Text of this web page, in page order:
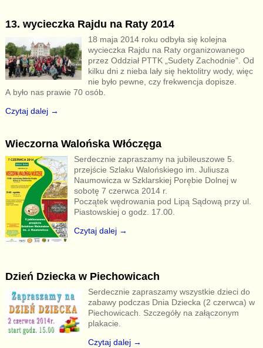
13. wycieczka Rajdu na Raty 2014
18 maja 2014 roku odbyła się kolejna
wycieczka Rajdu na Raty organizowanego
przez Oddział PTTK „Sudety Zachodnie”. Od
kilku dni z nieba lały się hektolitry wody, więc
nie było pewne, czy frekwencja dopisze.
A było nas prawie 70 osób.
Czytaj dalej →
Wieczorna Walońska Włóczęga
Serdecznie zapraszamy na jubileuszowe 5.
przejście Szlaku Walońskiego im. Juliusza
Naumowicza w Szklarskiej Porębie Dolnej w
sobotę 7 czerwca 2014 r.
Początek wędrowania pod Lipą Sądową przy ul.
Piastowskiej o godz. 17.00.
Czytaj dalej →
Dzień Dziecka w Piechowicach
Serdecznie zapraszamy wszystkie dzieci do
zabawy podczas Dnia Dziecka (2 czerwca) w
Piechowicach. Szczegóły na załączonym
plakacie.
Czytaj dalej →